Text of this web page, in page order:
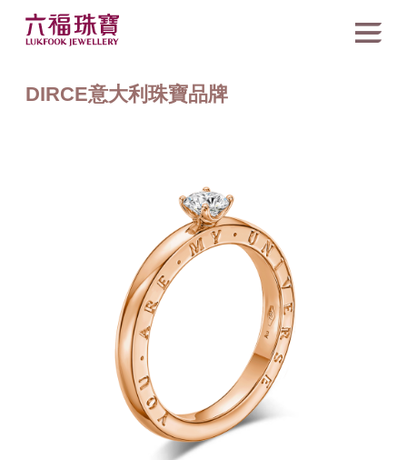
DIRCE意大利珠寶品牌